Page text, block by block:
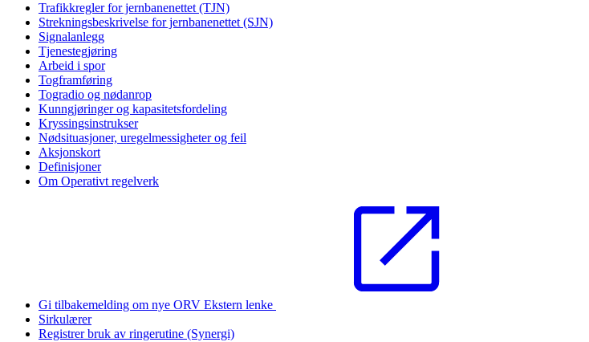
Trafikkregler for jernbanenettet (TJN)
Strekningsbeskrivelse for jernbanenettet (SJN)
Signalanlegg
Tjenestegjøring
Arbeid i spor
Togframføring
Togradio og nødanrop
Kunngjøringer og kapasitetsfordeling
Kryssingsinstrukser
Nødsituasjoner, uregelmessigheter og feil
Aksjonskort
Definisjoner
Om Operativt regelverk
Gi tilbakemelding om nye ORV Ekstern lenke
Sirkulærer
Registrer bruk av ringerutine (Synergi)